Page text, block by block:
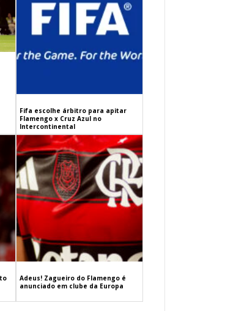
Fifa escolhe árbitro para apitar
Flamengo x Cruz Azul no
Intercontinental
Adeus! Zagueiro do Flamengo é
anunciado em clube da Europa